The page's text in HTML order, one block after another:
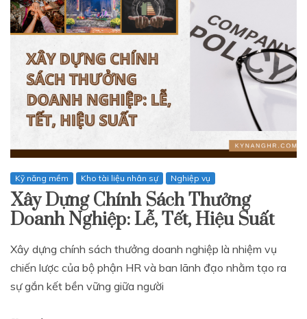
Kỹ năng mềm Kho tài liệu nhân sự Nghiệp vụ
Xây Dựng Chính Sách Thưởng
Doanh Nghiệp: Lễ, Tết, Hiệu Suất
Xây dựng chính sách thưởng doanh nghiệp là nhiệm vụ
chiến lược của bộ phận HR và ban lãnh đạo nhằm tạo ra
sự gắn kết bền vững giữa người